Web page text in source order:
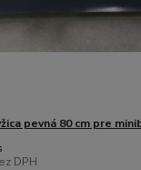
pevná 80 cm pre
DPH